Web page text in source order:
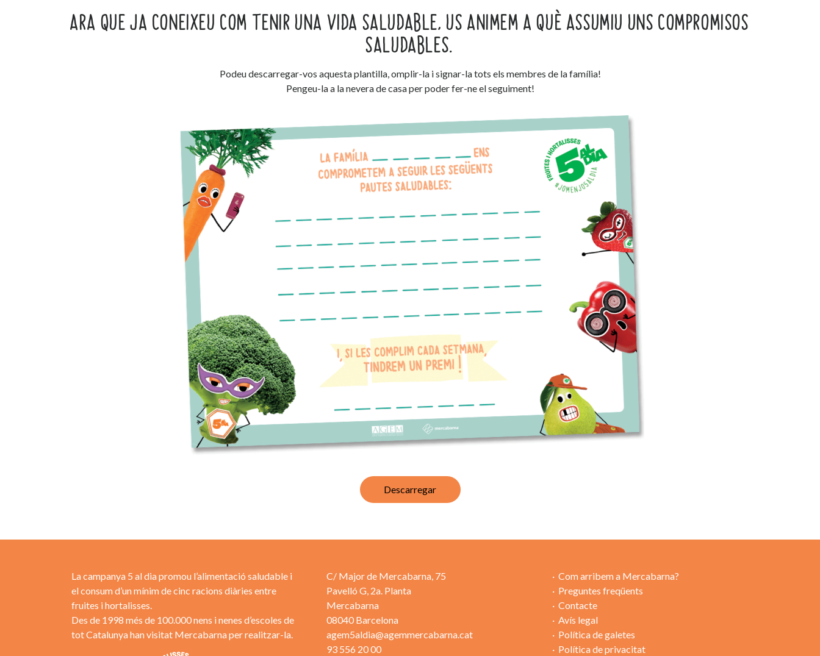
ARA QUE JA CONEIXEU COM TENIR UNA VIDA SALUDABLE, US ANIMEM A QUÈ ASSUMIU UNS COMPROMISOS
SALUDABLES.
Podeu descarregar-vos aquesta plantilla, omplir-la i signar-la tots els membres de la família!
Pengeu-la a la nevera de casa per poder fer-ne el seguiment!
Descarregar
La campanya 5 al dia promou l’alimentació saludable i
el consum d’un mínim de cinc racions diàries entre
fruites i hortalisses.
Des de 1998 més de 100.000 nens i nenes d’escoles de
tot Catalunya han visitat Mercabarna per realitzar-la.
C/ Major de Mercabarna, 75
Pavelló G, 2a. Planta
Mercabarna
08040 Barcelona
agem5aldia@agemmercabarna.cat
93 556 20 00
Com arribem a Mercabarna?
Preguntes freqüents
Contacte
Avís legal
Política de galetes
Política de privacitat